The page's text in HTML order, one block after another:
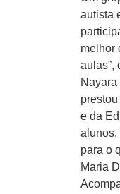
autista
melhor
aulas”,
e da
alunos.
para o
Maria